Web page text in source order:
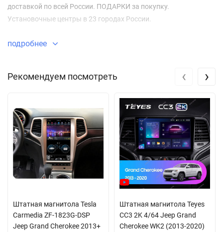
доставкой по всей России. ПОДАРКИ за покупку.
Установочные центры в 23 городах России.
подробнее
Рекомендуем посмотреть
Штатная магнитола Tesla
Carmedia ZF-1823G-DSP
Jeep Grand Cherokee 2013+
Штатная магнитола Teyes
CC3 2K 4/64 Jeep Grand
Cherokee WK2 (2013-2020)
‹ ›